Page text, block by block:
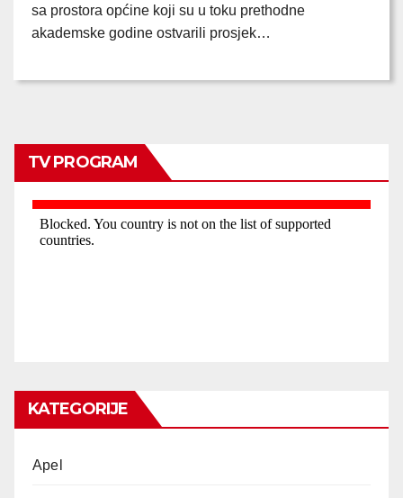
sa prostora općine koji su u toku prethodne
akademske godine ostvarili prosjek…
TV PROGRAM
KATEGORIJE
Apel